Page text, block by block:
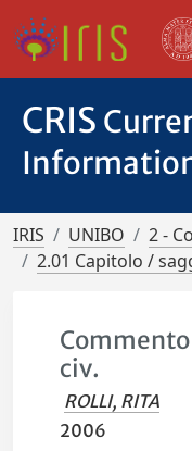
CRIS
IRIS UNIBO
2 -
2.01 Capitolo /
civ.
ROLLI, RITA
2006